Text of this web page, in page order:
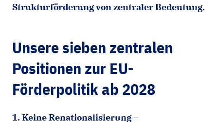
Strukturförderung von zentraler Bedeutung.
Unsere sieben zentralen
Positionen zur EU-
Förderpolitik ab 2028
1. Keine Renationalisierung –